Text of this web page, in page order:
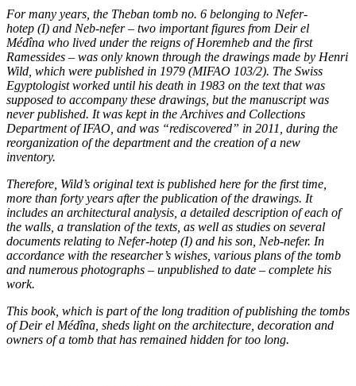
For many years, the Theban tomb no. 6 belonging to Nefer-
hotep (I) and Neb-nefer – two important figures from Deir el
Médîna who lived under the reigns of Horemheb and the first
Ramessides – was only known through the drawings made by Henri
Wild, which were published in 1979 (MIFAO 103/2). The Swiss
Egyptologist worked until his death in 1983 on the text that was
supposed to accompany these drawings, but the manuscript was
never published. It was kept in the Archives and Collections
Department of IFAO, and was “rediscovered” in 2011, during the
reorganization of the department and the creation of a new
inventory.
Therefore, Wild’s original text is published here for the first time,
more than forty years after the publication of the drawings. It
includes an architectural analysis, a detailed description of each of
the walls, a translation of the texts, as well as studies on several
documents relating to Nefer-hotep (I) and his son, Neb-nefer. In
accordance with the researcher’s wishes, various plans of the tomb
and numerous photographs – unpublished to date – complete his
work.
This book, which is part of the long tradition of publishing the tombs
of Deir el Médîna, sheds light on the architecture, decoration and
owners of a tomb that has remained hidden for too long.